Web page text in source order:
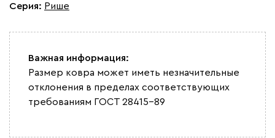
Серия: Рише
Важная информация:
Размер ковра может иметь незначительные
отклонения в пределах соответствующих
требованиям ГОСТ 28415-89